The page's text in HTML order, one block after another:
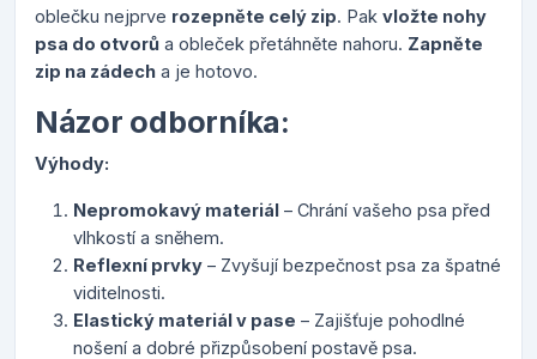
oblečku nejprve rozepněte celý zip. Pak vložte nohy
psa do otvorů a obleček přetáhněte nahoru. Zapněte
zip na zádech a je hotovo.
Názor odborníka:
Výhody:
Nepromokavý materiál – Chrání vašeho psa před
vlhkostí a sněhem.
Reflexní prvky – Zvyšují bezpečnost psa za špatné
viditelnosti.
Elastický materiál v pase – Zajišťuje pohodlné
nošení a dobré přizpůsobení postavě psa.